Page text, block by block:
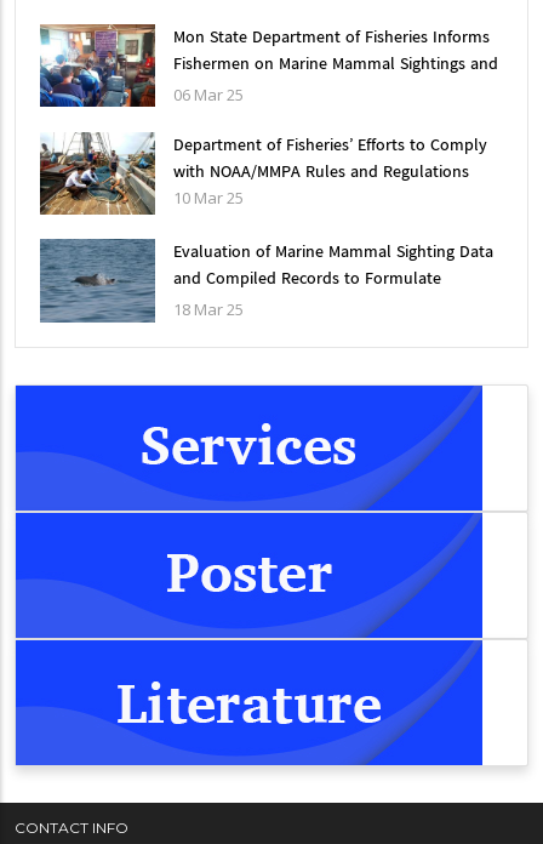
Mon State Department of Fisheries Informs
Fishermen on Marine Mammal Sightings and
Accidental bycatch information
06 Mar 25
Department of Fisheries’ Efforts to Comply
with NOAA/MMPA Rules and Regulations
10 Mar 25
Evaluation of Marine Mammal Sighting Data
and Compiled Records to Formulate
Effective Mitigation Measures for
18 Mar 25
CONTACT INFO